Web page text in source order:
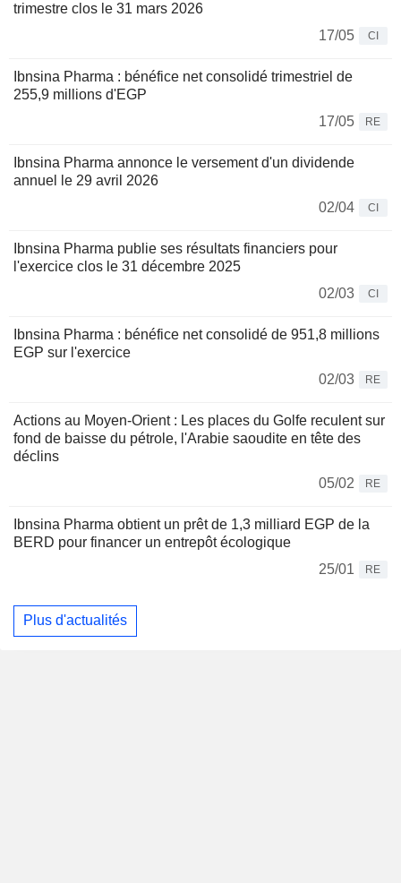
trimestre clos le 31 mars 2026
17/05
CI
Ibnsina Pharma : bénéfice net consolidé trimestriel de
255,9 millions d'EGP
17/05
RE
Ibnsina Pharma annonce le versement d'un dividende
annuel le 29 avril 2026
02/04
CI
Ibnsina Pharma publie ses résultats financiers pour
l'exercice clos le 31 décembre 2025
02/03
CI
Ibnsina Pharma : bénéfice net consolidé de 951,8 millions
EGP sur l'exercice
02/03
RE
Actions au Moyen-Orient : Les places du Golfe reculent sur
fond de baisse du pétrole, l'Arabie saoudite en tête des
déclins
05/02
RE
Ibnsina Pharma obtient un prêt de 1,3 milliard EGP de la
BERD pour financer un entrepôt écologique
25/01
RE
Plus d'actualités